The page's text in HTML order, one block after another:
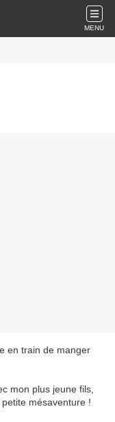
MENU
en train de manger
mon plus jeune fils,
mésaventure !